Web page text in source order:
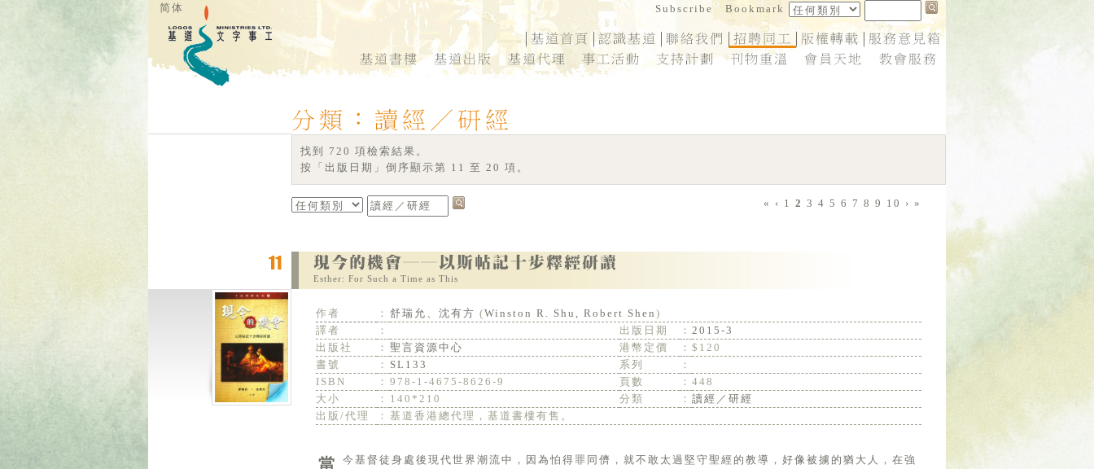
简体
找到 720 項檢索結果。
按「出版日期」倒序顯示第 11 至 20 項。
« ‹ 1 2 3 4 5 6 7 8 9 10 › »
Esther: For Such a Time as This
作者 ： 舒瑞允、沈有方 (Winston R. Shu, Robert Shen )
譯者
： 出版日期 ： 2015-3
出版社
： 聖言資源中心 港幣定價 ： $120
書號
： SL133 系列
：
ISBN
： 978-1-4675-8626-9 頁數 ： 448
大小
： 140*210 分類 ： 讀經／研經
出版/代理
： 基道香港總代理，基道書樓有售。
當今基督徒身處後現代世界潮流中，因為怕得罪同儕，就不敢太過堅守聖經的教導，好像被擄的猶大人，在強